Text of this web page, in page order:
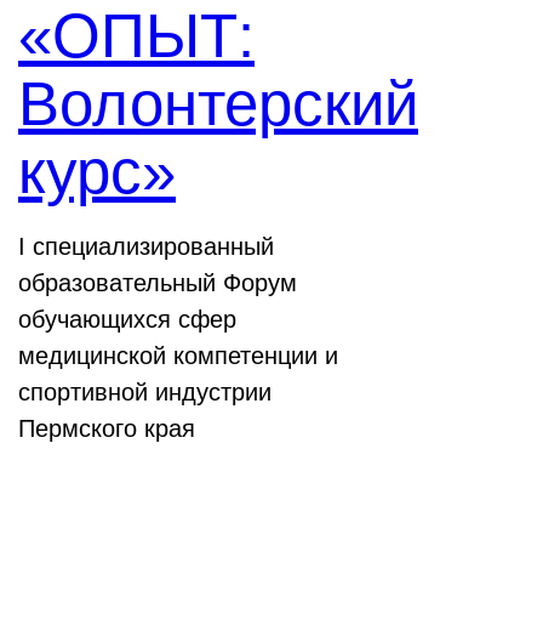
«ОПЫТ:
Волонтерский
курс»
I специализированный
образовательный Форум
обучающихся сфер
медицинской компетенции и
спортивной индустрии
Пермского края